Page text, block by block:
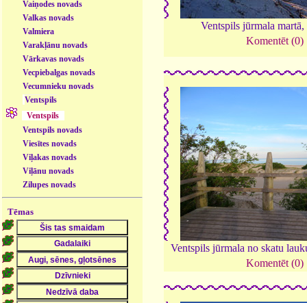
Vaiņodes novads
Valkas novads
Valmiera
Varakļānu novads
Vārkavas novads
Vecpiebalgas novads
Vecumnieku novads
Ventspils
Ventspils
Ventspils novads
Viesītes novads
Viļakas novads
Viļānu novads
Zilupes novads
Tēmas
Ventspils jūrmala martā,
Komentēt (0)
Ventspils jūrmala no skatu
Komentēt (0)